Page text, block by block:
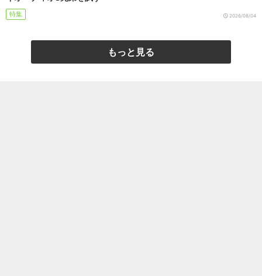
特集 2026/08/04
もっと見る